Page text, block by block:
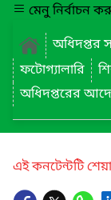
মেনু নির্বাচন
অধিদপ্তর
ফটোগ্যালারি
অধিদপ্তরের
এই কনটেন্টটি